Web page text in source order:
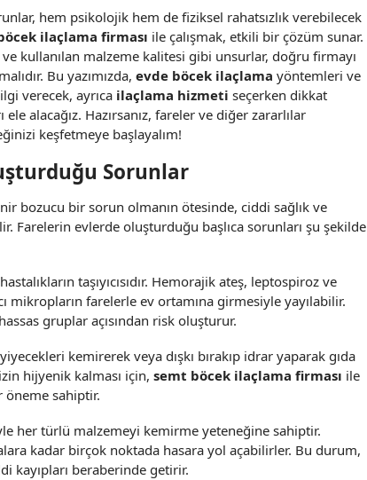
hem psikolojik hem de fiziksel rahatsızlık verebilecek
ilaçlama firması ile çalışmak, etkili bir çözüm sunar.
ve kullanılan malzeme kalitesi gibi unsurlar, doğru firmayı
Bu yazımızda, evde böcek ilaçlama yöntemleri ve
verecek, ayrıca ilaçlama hizmeti seçerken dikkat
alacağız. Hazırsanız, fareler ve diğer zararlılar
keşfetmeye başlayalım!
Sorunlar
bozucu bir sorun olmanın ötesinde, ciddi sağlık ve
Farelerin evlerde oluşturduğu başlıca sorunları şu şekilde
taşıyıcısıdır. Hemorajik ateş, leptospiroz ve
mikropların farelerle ev ortamına girmesiyle yayılabilir.
gruplar açısından risk oluşturur.
kemirerek veya dışkı bırakıp idrar yaparak gıda
hijyenik kalması için, semt böcek ilaçlama firması ile
öneme sahiptir.
her türlü malzemeyi kemirme yeteneğine sahiptir.
kadar birçok noktada hasara yol açabilirler. Bu durum,
kayıpları beraberinde getirir.